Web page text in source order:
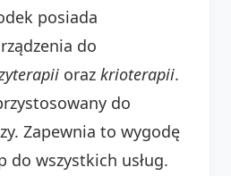
posiada
do
oraz krioterapii.
do
Zapewnia to wygodę
do wszystkich usług.